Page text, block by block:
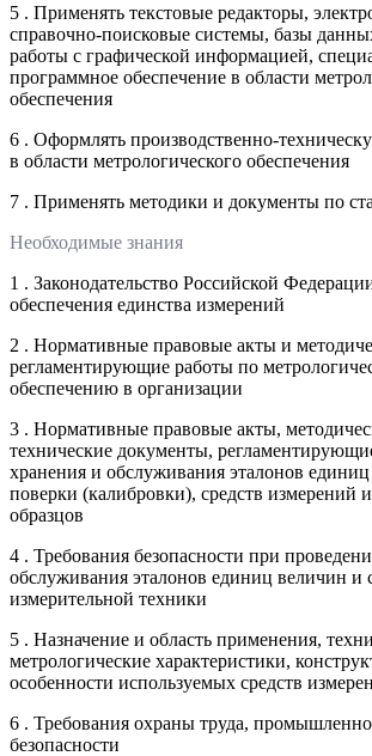
5 . Применять текстовые редакторы,
справочно-поисковые системы, базы
работы с графической информацией,
программное обеспечение в области
обеспечения
6 . Оформлять производственно-
в области метрологического обеспечения
7 . Применять методики и документы по
Необходимые знания
1 . Законодательство Российской
обеспечения единства измерений
2 . Нормативные правовые акты и
регламентирующие работы по
обеспечению в организации
3 . Нормативные правовые акты,
технические документы,
хранения и обслуживания эталонов единиц
поверки (калибровки), средств измерений
образцов
4 . Требования безопасности при
обслуживания эталонов единиц величин и
измерительной техники
5 . Назначение и область применения,
метрологические характеристики,
особенности используемых средств
6 . Требования охраны труда,
безопасности